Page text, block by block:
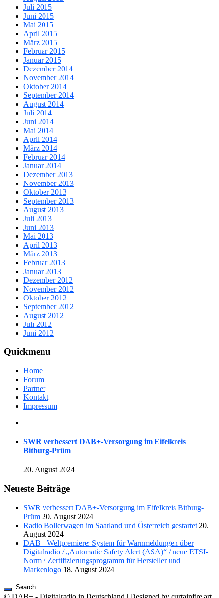
Juli 2015
Juni 2015
Mai 2015
April 2015
März 2015
Februar 2015
Januar 2015
Dezember 2014
November 2014
Oktober 2014
September 2014
August 2014
Juli 2014
Juni 2014
Mai 2014
April 2014
März 2014
Februar 2014
Januar 2014
Dezember 2013
November 2013
Oktober 2013
September 2013
August 2013
Juli 2013
Juni 2013
Mai 2013
April 2013
März 2013
Februar 2013
Januar 2013
Dezember 2012
November 2012
Oktober 2012
September 2012
August 2012
Juli 2012
Juni 2012
Quickmenu
Home
Forum
Partner
Kontakt
Impressum
SWR verbessert DAB+-Versorgung im Eifelkreis
Bitburg-Prüm
20. August 2024
Neueste Beiträge
SWR verbessert DAB+-Versorgung im Eifelkreis Bitburg-
Prüm 20. August 2024
Radio Bollerwagen im Saarland und Österreich gestartet 20.
August 2024
DAB+ Weltpremiere: System für Warnmeldungen über
Digitalradio / „Automatic Safety Alert (ASA)“ / neue ETSI-
Norm / Zertifizierungsprogramm für Hersteller und
Markenlogo 18. August 2024
© DAB+ - Digitalradio in Deutschland | Designed by curtainfire|art